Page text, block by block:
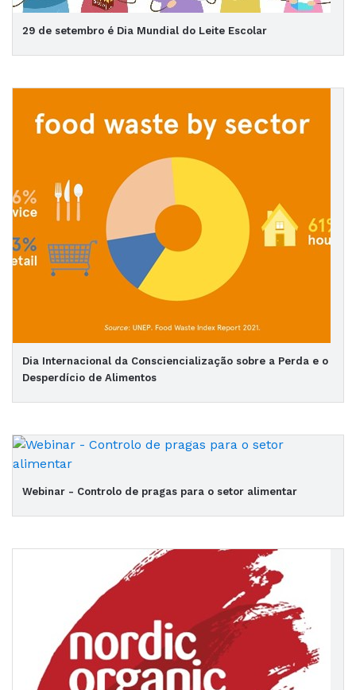
29 de setembro é Dia Mundial do Leite Escolar
Dia Internacional da Consciencialização sobre a Perda e o
Desperdício de Alimentos
Webinar - Controlo de pragas para o setor alimentar